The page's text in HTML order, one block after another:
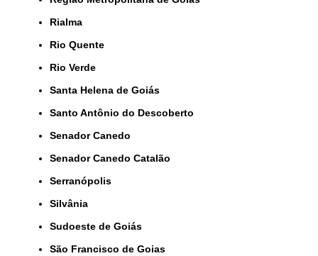
Rialma
Rio Quente
Rio Verde
Santa Helena de Goiás
Santo Antônio do Descoberto
Senador Canedo
Senador Canedo Catalão
Serranópolis
Silvânia
Sudoeste de Goiás
São Francisco de Goias